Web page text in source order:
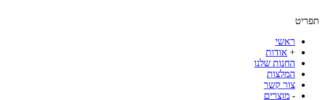
תפריט
ראשי
+ אודות
החנות שלנו
המלצות
צור קשר
- מוצרים